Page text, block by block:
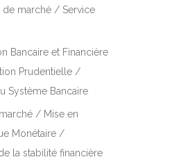
de marché / Service
Bancaire et Financière
Prudentielle /
Système Bancaire
/ Mise en
Monétaire /
la stabilité financière